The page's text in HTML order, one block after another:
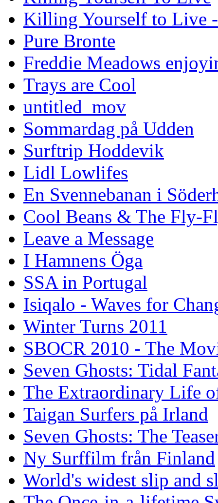
Killing Yourself to Live -
Pure Bronte
Freddie Meadows
Trays are Cool
untitled_mov
Sommardag på Udden
Surftrip Hoddevik
Lidl Lowlifes
En Svennebanan i
Cool Beans & The Fly-
Leave a Message
I Hamnens Öga
SSA in Portugal
Isiqalo - Waves for
Winter Turns 2011
SBOCR 2010 - The
Seven Ghosts: Tidal
The Extraordinary Life
Taigan Surfers på Irland
Seven Ghosts: The
Ny Surffilm från Finland
World's widest slip and